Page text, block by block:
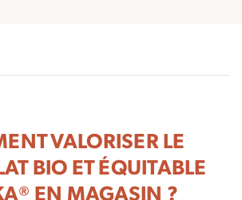
VALORISER LE
BIO ET ÉQUITABLE
EN MAGASIN ?